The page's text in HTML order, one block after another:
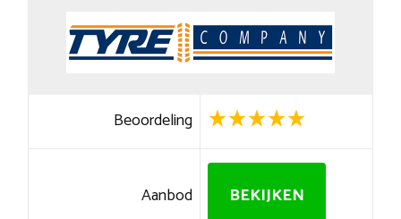
Beoordeling
Aanbod BEKIJKEN